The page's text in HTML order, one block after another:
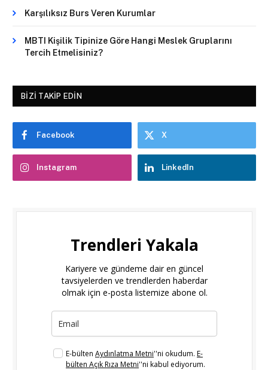
Karşılıksız Burs Veren Kurumlar
MBTI Kişilik Tipinize Göre Hangi Meslek Gruplarını
Tercih Etmelisiniz?
BIZI TAKIP EDIN
Facebook X
Instagram LinkedIn
Trendleri Yakala
Kariyere ve gündeme dair en güncel
tavsiyelerden ve trendlerden haberdar
olmak için e-posta listemize abone ol.
E-bülten Aydınlatma Metni''ni okudum. E-
bülten Açık Rıza Metni''ni kabul ediyorum.